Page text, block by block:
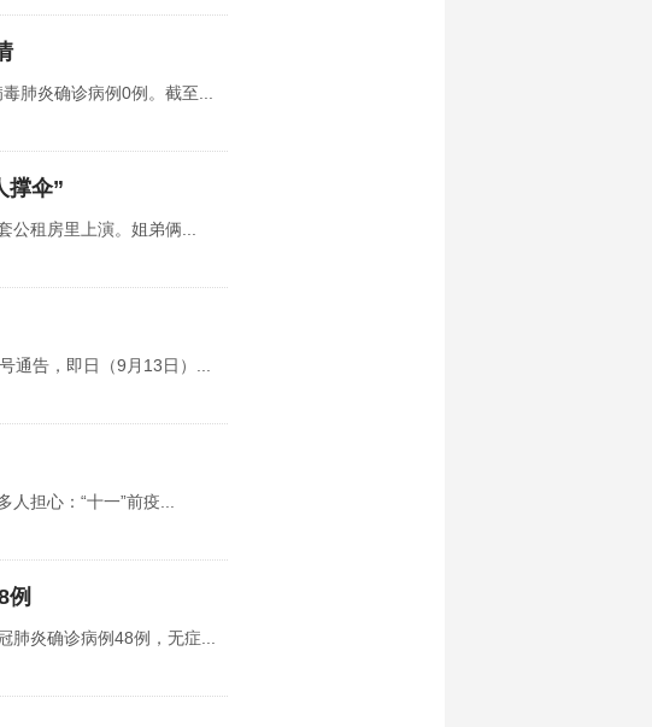
肺炎确诊病例0例。截至...
撑伞”
租房里上演。姐弟俩...
通告，即日（9月13日）...
担心：“十一”前疫...
例
炎确诊病例48例，无症...